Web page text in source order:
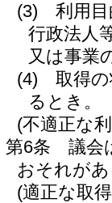
(3)
利用
行政法人
又は事業
(4)
取得
るとき。
(不適正な
第6条
議会
おそれが
(適正な取